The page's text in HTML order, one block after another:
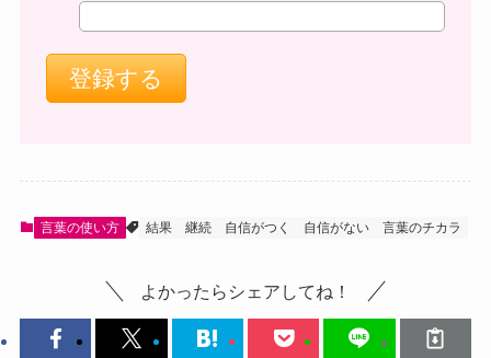
言葉の使い方 結果 継続 自信がつく 自信がない 言葉のチカラ
よかったらシェアしてね！